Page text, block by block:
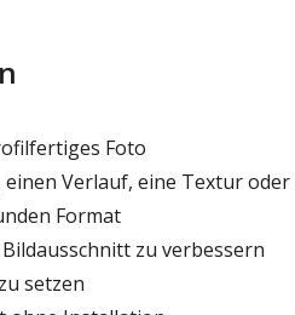
Foto
Verlauf, eine Textur oder
Format
zu verbessern
setzen